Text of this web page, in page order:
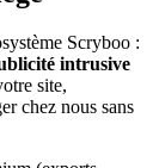
Scryboo :
intrusive
site,
chez nous sans